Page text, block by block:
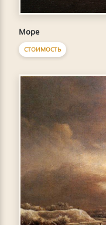
Море
СТОИМОСТЬ